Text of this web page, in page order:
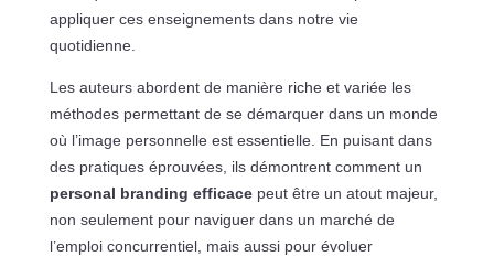
appliquer ces enseignements dans notre vie
quotidienne.
Les auteurs abordent de manière riche et variée les
méthodes permettant de se démarquer dans un monde
où l’image personnelle est essentielle. En puisant dans
des pratiques éprouvées, ils démontrent comment un
personal branding efficacepeut être un atout majeur,
non seulement pour naviguer dans un marché de
l’emploi concurrentiel, mais aussi pour évoluer